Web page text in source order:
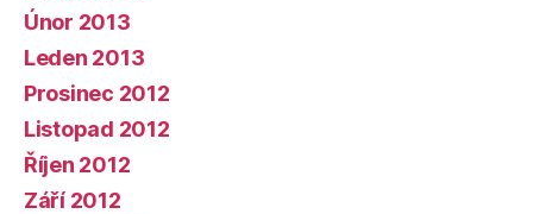
Únor 2013
Leden 2013
Prosinec 2012
Listopad 2012
Říjen 2012
Září 2012